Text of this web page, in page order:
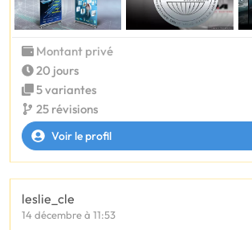
Montant privé
20 jours
5 variantes
25 révisions
Voir le profil
leslie_cle
14 décembre à 11:53